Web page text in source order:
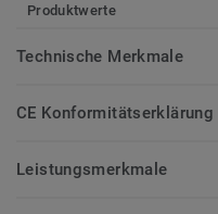
Produktwerte
Technische Merkmale
CE Konformitätserklärung
Leistungsmerkmale